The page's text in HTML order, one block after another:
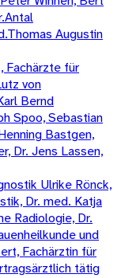
Augustin
Fachärzte für
von
Bernd
Spoo, Sebastian
Bastgen,
Dr. Jens Lassen,
Ulrike Rönck,
Dr. med. Katja
Radiologie, Dr.
und
Fachärztin für
tätig